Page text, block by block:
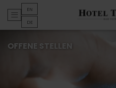
Open main menu
ENENGLISH
DEENGLISH
OFFENE STELLEN